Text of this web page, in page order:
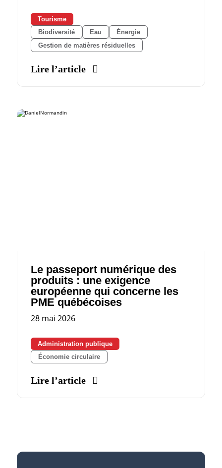
Tourisme
Biodiversité
Eau
Énergie
Gestion de matières résiduelles
Lire l’article
Le passeport numérique des
produits : une exigence
européenne qui concerne les
PME québécoises
28 mai 2026
Administration publique
Économie circulaire
Lire l’article